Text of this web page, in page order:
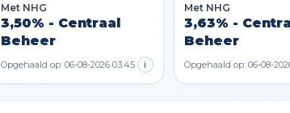
Met NHG
3,50% - Centraal
Beheer
Opgehaald op: 06-08-2026 03:45 i
Met NHG
3,63% -
Beheer
Opgehaald op: 06-08-